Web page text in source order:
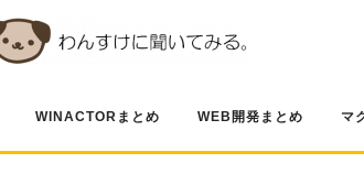
WINACTORまとめ WEB開発まとめ マ